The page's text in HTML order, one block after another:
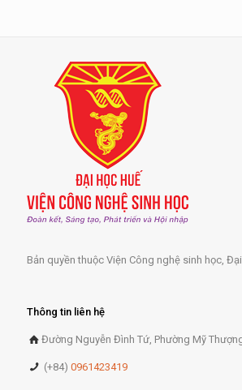
Bản quyền thuộc Viện Công nghệ sinh học,
Thông tin liên hệ
Đường Nguyễn Đình Tứ, Phường Mỹ
(+84)0961423419